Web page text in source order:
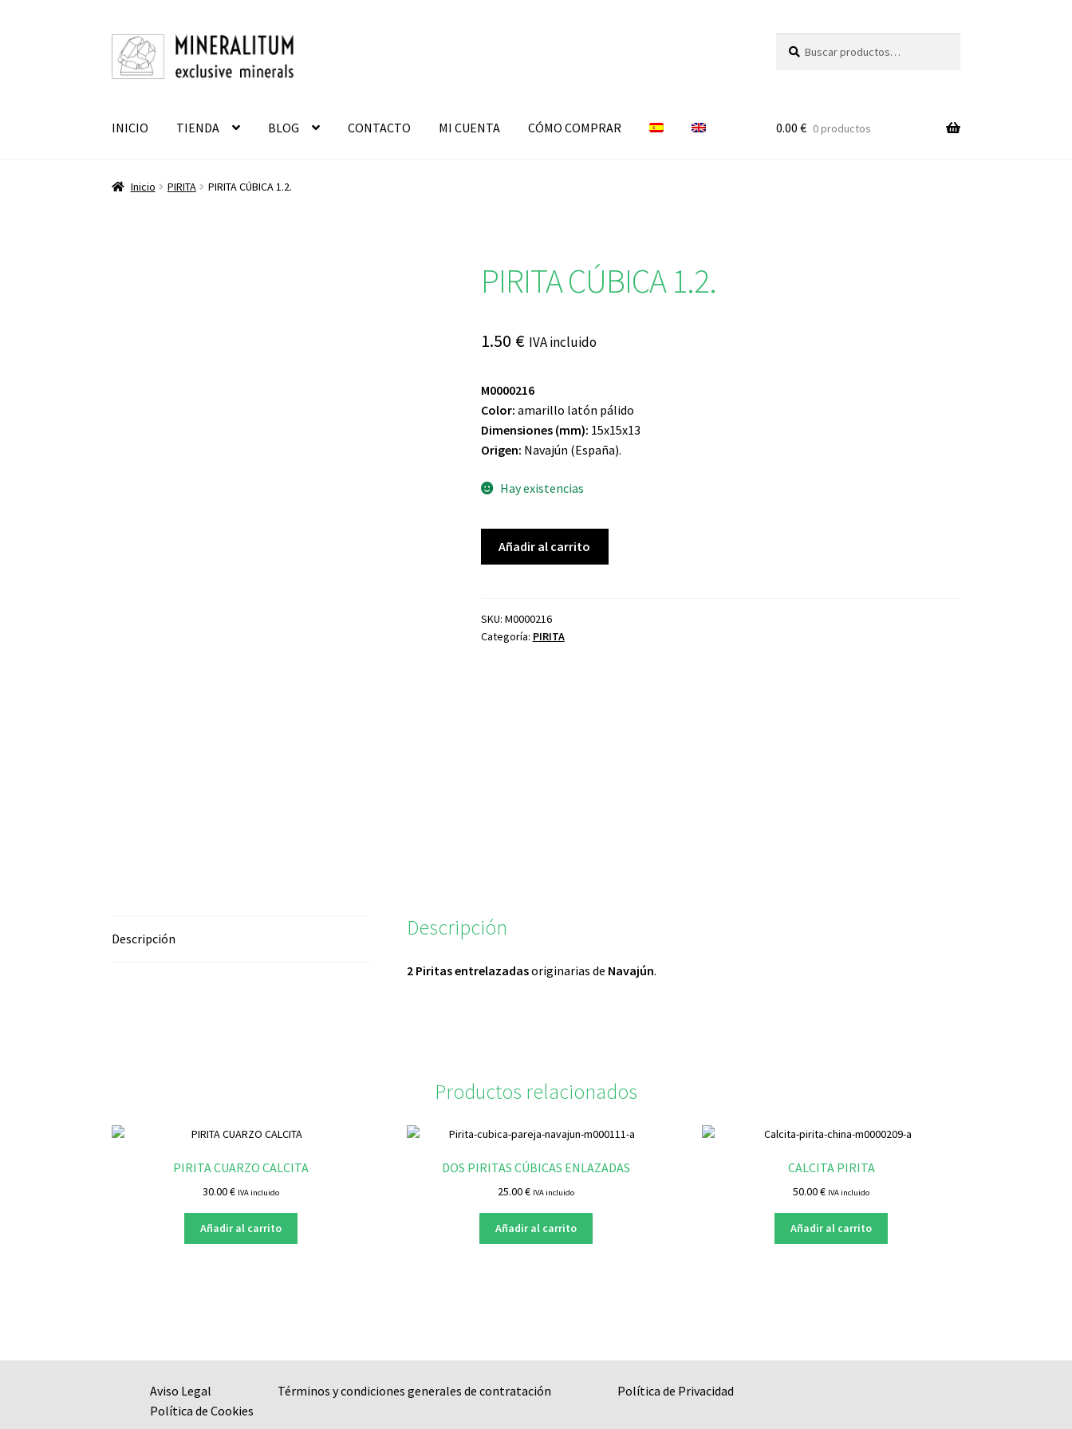
a
la
al
contenido
por:
INICIO TIENDA BLOG CONTACTO MI CUENTA CÓMO COMPRAR 0.00 € 0 productos
Inicio PIRITA PIRITA CÚBICA 1.2.
PIRITA CÚBICA 1.2.
1.50 € IVA incluido
M0000216
Color: amarillo latón pálido
Dimensiones (mm): 15x15x13
Origen: Navajún (España).
Hay existencias
Añadir al carrito
SKU: M0000216
Categoría: PIRITA
Descripción Descripción
2 Piritasentrelazadasoriginarias de Navajún.
Productos relacionados
PIRITA CUARZO CALCITA
30.00€ IVA incluido
Añadir al carrito
DOS PIRITAS CÚBICAS ENLAZADAS
25.00€ IVA incluido
Añadir al carrito
CALCITA PIRITA
50.00€ IVA incluido
Añadir al carrito
Aviso Legal Términos y condiciones generales de contratación
Política de Privacidad
Política de Cookies